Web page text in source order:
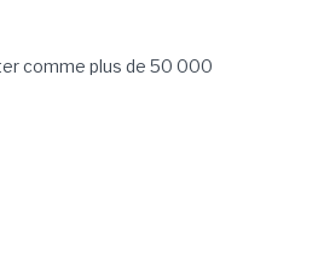
comme plus de 50 000